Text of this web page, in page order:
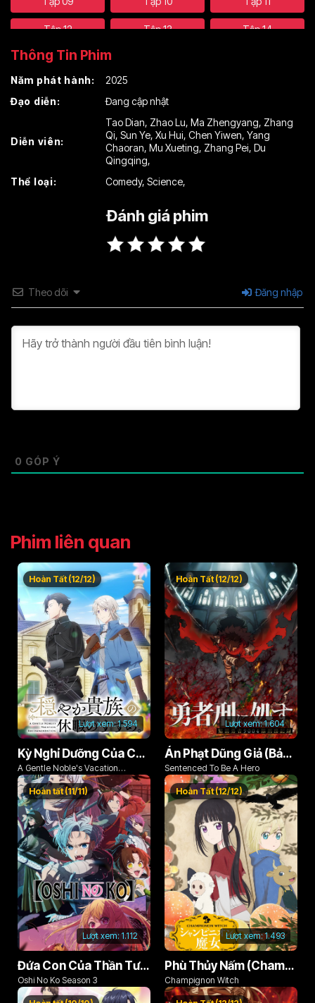
Tập 12 Tập 13 Tập 14
Tập 15
Thông Tin Phim
Năm phát hành:
2025
Đạo diễn:
Đang cập nhật
Diễn viên:
Tao Dian, Zhao Lu, Ma Zhengyang, Zhang
Qi, Sun Ye, Xu Hui, Chen Yiwen, Yang
Chaoran, Mu Xueting, Zhang Pei, Du
Qingqing,
Thể loại:
Comedy, Science,
Đánh giá phim
Theo dõi Đăng nhập
0 GÓP Ý
Phim liên quan
Lượt xem:1.594
Hoàn Tất (12/12)
Kỳ Nghỉ Dưỡng Của Chàng Quý Tộc Ôn Hòa (Odayaka Kizoku no Kyuuka no Susume)
A Gentle Noble's Vacation
Recommendation
Lượt xem:1.604
Hoàn Tất (12/12)
Án Phạt Dũng Giả (Bản Án Anh Hùng)
Sentenced To Be A Hero
Lượt xem: 1.112
Hoàn tất (11/11)
Đứa Con Của Thần Tượng (Phần 3)
Oshi No Ko Season 3
Lượt xem:1.493
Hoàn Tất (12/12)
Phù Thủy Nấm (Champignon no Majo)
Champignon Witch